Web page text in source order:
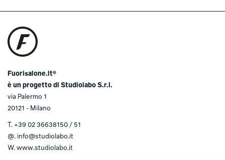
Fuorisalone.it®
è un progetto di Studiolabo S.r.l.
via Palermo 1
20121 - Milano
T. +39 02 36638150 / 51
@. info@studiolabo.it
W. www.studiolabo.it